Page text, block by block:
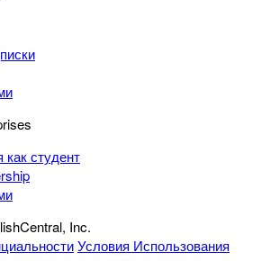
как студент
Inc.
Условия Использования